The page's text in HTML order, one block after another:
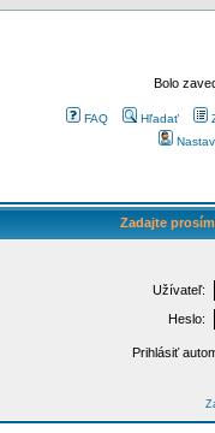
Bolo
FAQ Hľadať
Zadajte
Užívateľ:
Heslo:
Prihlásiť